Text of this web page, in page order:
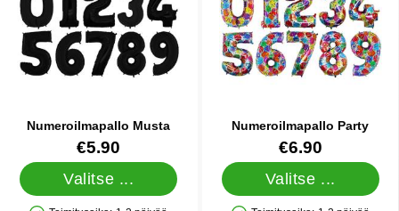
Numeroilmapallo Musta
Tuote.nro 5755€5.90
Valitse ...
Numeroilmapallo Party
Tuote.nro 5765€6.90
Valitse ...